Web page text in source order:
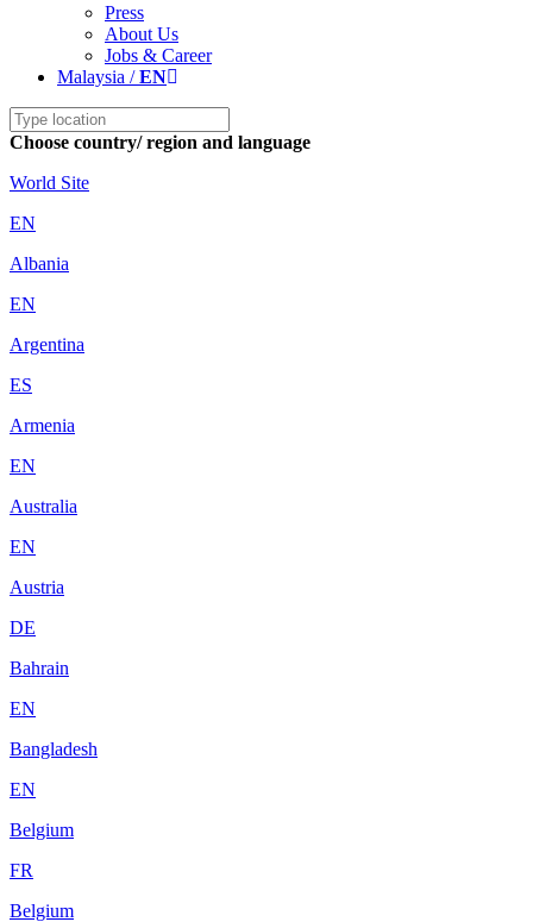
Press
About Us
Jobs & Career
Malaysia /EN
Choose country/ region and language
World Site
EN
Albania
EN
Argentina
ES
Armenia
EN
Australia
EN
Austria
DE
Bahrain
EN
Bangladesh
EN
Belgium
FR
Belgium